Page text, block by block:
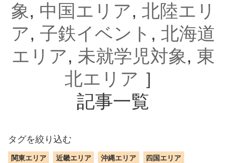
象, 中国エリア, 北陸エリ
ア, 子鉄イベント , 北海道
エリア, 未就学児対象, 東
北エリア ］
記事一覧
タグを絞り込む
関東エリア 近畿エリア 沖縄エリア 四国エリア